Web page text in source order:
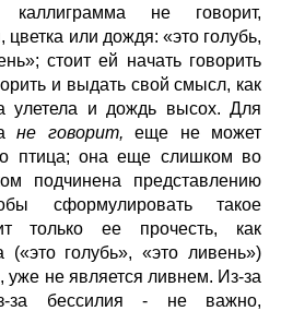
каллиграмма не говорит,
или дождя: «это голубь,
стоит ей начать говорить
и выдать свой смысл, как
улетела и дождь высох. Для
не говорит, еще не может
птица; она еще слишком во
подчинена представлению
сформулировать такое
только ее прочесть, как
голубь», «это ливень»)
уже не является ливнем. Из-за
за бессилия - не важно,